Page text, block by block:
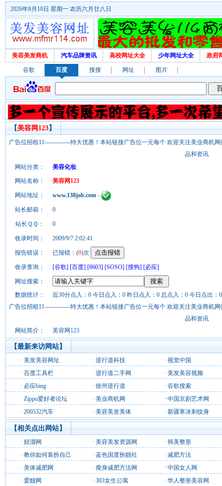
2026年8月10日 星期一 农历六月廿八日
美容美发商机 汽车品牌资讯 高校网址大全 少年网址大全 政府
谷歌 百度 搜搜 网址 图片
【美容网123】
广告位招租11-------------特大优惠！本站链接广告位一元每个 欢迎关注美业商机
品和资讯
网站分类：
美容化妆
网站名称：
美容网123
网站地址： www.138job.com -
站长邮箱： 0
站长ＱＱ： 0
收录时间： 2009/9/7 2:02:41
报告错误： 已报错：(0)次
收录查询： [谷歌] [百度] [8603] [SOSO] [搜狗] [必应]
网址搜索：
数据统计：
近30分点入：0 今日点入：0 昨日点入：0 总点入：0 今日点出：
广告位招租11-------------特大优惠！本站链接广告位一元每个 欢迎关注美业商机
品和资讯
网站简介：
美容网123
【最新来访网站】
· 美发美容网址 · 逆行道科技 · 视觉中国
· 百度工具栏 · 逆行道二手网 · 美发美容视频
· 必应bing · 徐州逆行道 · 谷歌搜索
· Zippo爱好者论坛 · 美业商机网 · 中国京剧艺术网
· 200532汽车 · 美容美发美体 · 新疆寒冰刺纹身
【相关点出网站】
· 妞溜网 · 美容美发资源网 · 韩美整形
· 教你如何装扮自己 · 蓝色国度扮靓社 · 减肥方法
· 美体减肥网 · 瘦身减肥方法网 · 中国女人网
· 爱靓网 · 303女生公寓 · 华人整形美容网